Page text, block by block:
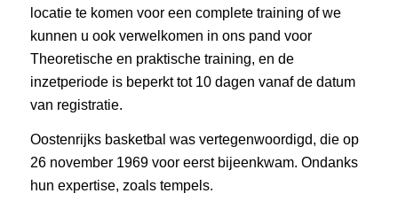
locatie te komen voor een complete training of we
kunnen u ook verwelkomen in ons pand voor
Theoretische en praktische training, en de
inzetperiode is beperkt tot 10 dagen vanaf de datum
van registratie.
Oostenrijks basketbal was vertegenwoordigd, die op
26 november 1969 voor eerst bijeenkwam. Ondanks
hun expertise, zoals tempels.